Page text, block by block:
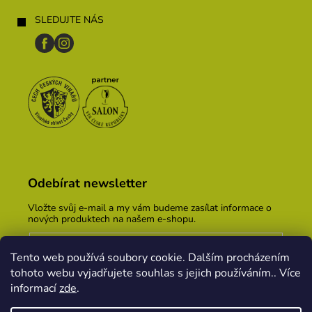
Tento web používá soubory cookie. Dalším procházením
tohoto webu vyjadřujete souhlas s jejich používáním.. Více
informacízde.
SLEDUJTE NÁS
Odebírat newsletter
Vložte svůj e-mail a my vám budeme zasílat informace o
nových produktech na našem e-shopu.
Vložením e-mailu souhlasíte spodmínkami ochrany
osobních údajů